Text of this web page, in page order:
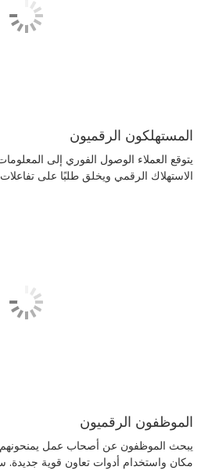
المستهلكون الرقميون
يتوقع العملاء الوصول الفوري إلى
الاستهلاك الرقمي ويخلق طلبًا على تفاعلات
الموظفون الرقميون
يبحث الموظفون عن أصحاب عمل
مكان واستخدام أدوات تعاون قوية جديدة.